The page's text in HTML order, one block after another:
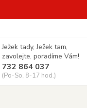
Ježek tady, Ježek tam,
zavolejte, poradíme Vám!
732 864 037
(Po-So, 8-17 hod.)